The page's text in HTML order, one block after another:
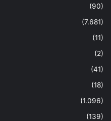
(90)
(7.681)
(11)
(2)
(41)
(18)
(1.096)
(139)